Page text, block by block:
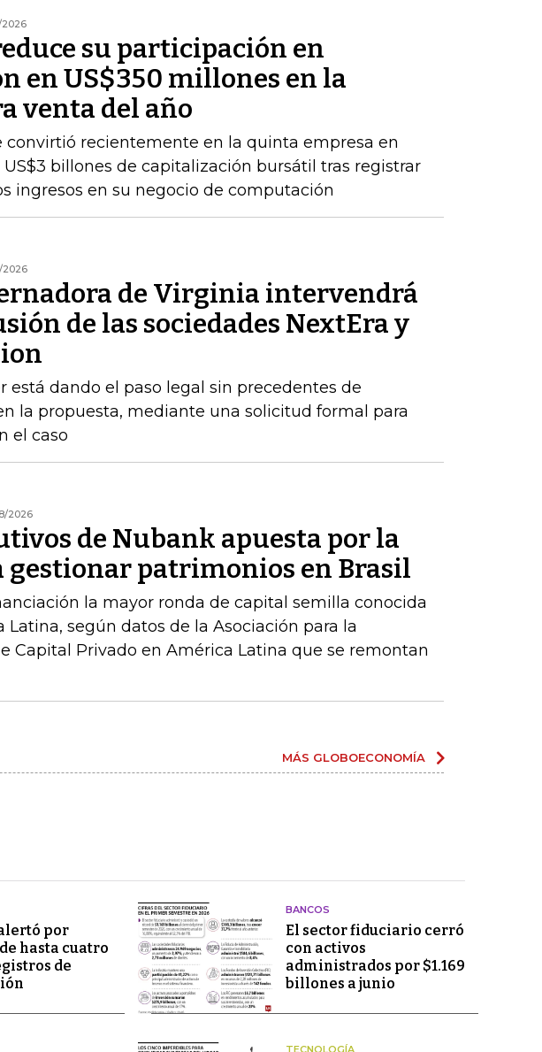
su participación en
en US$350 millones en la
venta del año
convirtió recientemente en la quinta empresa en
US$3 billones de capitalización bursátil tras registrar
ingresos en su negocio de computación
2026
de Virginia intervendrá
de las sociedades NextEra y
está dando el paso legal sin precedentes de
la propuesta, mediante una solicitud formal para
el caso
2026
de Nubank apuesta por la
gestionar patrimonios en Brasil
la mayor ronda de capital semilla conocida
Latina, según datos de la Asociación para la
Capital Privado en América Latina que se remontan
MÁS GLOBOECONOMÍA
por
hasta cuatro
de
BANCOS
El sector fiduciario cerró
con activos
administrados por $1.169
billones a junio